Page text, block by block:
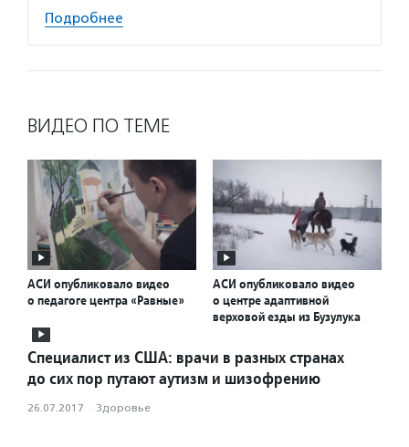
Подробнее
ВИДЕО ПО ТЕМЕ
АСИ опубликовало видео
о педагоге центра «Равные»
АСИ опубликовало видео
о центре адаптивной
верховой езды из Бузулука
Специалист из США: врачи в разных странах
до сих пор путают аутизм и шизофрению
26.07.2017 · Здоровье